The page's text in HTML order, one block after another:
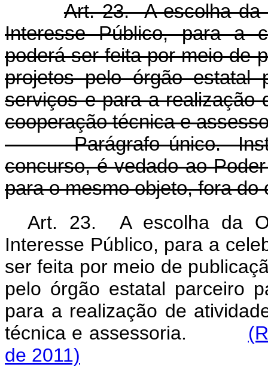
Art. 23. A escolha da
Interesse Público, para a
poderá ser feita por meio de
projetos pelo órgão estatal
serviços e para a realização
cooperação técnica e
Parágrafo único.
concurso, é vedado ao
para o mesmo objeto, fora do
Art. 23. A escolha da
Interesse Público, para a
ser feita por meio de
pelo órgão estatal parceiro
para a realização de
técnica e assessoria.
de 2011)